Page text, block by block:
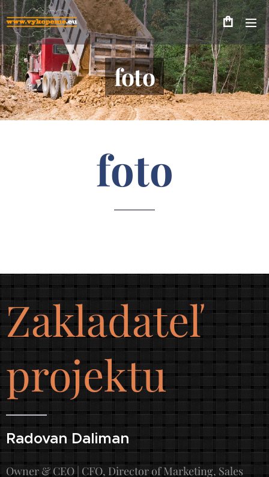
foto
foto
Zakladateľ
projektu
Radovan Daliman
Owner & CEO | CFO, Director of Marketing, Sales